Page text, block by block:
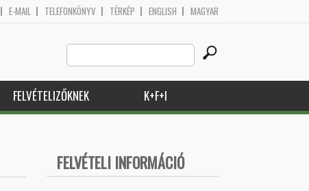
E-MAIL TELEFONKÖNYV TÉRKÉP ENGLISH MAGYAR
Search
this
site
FELVÉTELIZŐKNEK K+F+I
FELVÉTELI INFORMÁCIÓ